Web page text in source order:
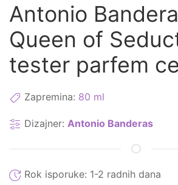
Antonio
Queen of
tester parfem
Zapremina: 80 ml
Dizajner: Antonio Banderas
Rok isporuke: 1-2 radnih dana